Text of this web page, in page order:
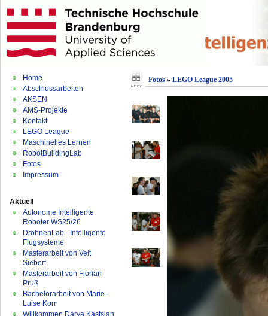
Home
Abschlussarbeiten
AKSEN
AMS-Projekte
Kontakt
LEGO League
Maschinelles Lernen
RobotBuildingLab
Fotos
Impressum
Aktuell
Autonome Intelligente
Roboter WS25/26
DrohnenLab - Intelligente
Flugsysteme
Masterarbeit von Veit
Siebert
Masterarbeit von Florian
Pruß
Bachelorarbeit von Marie-
Luise Korn
Willkommen Darya Kastsian
Fotos» LEGO League 2005